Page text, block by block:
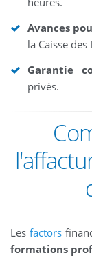
Avances
la Caisse
Garantie
privés.
Les factors
formations